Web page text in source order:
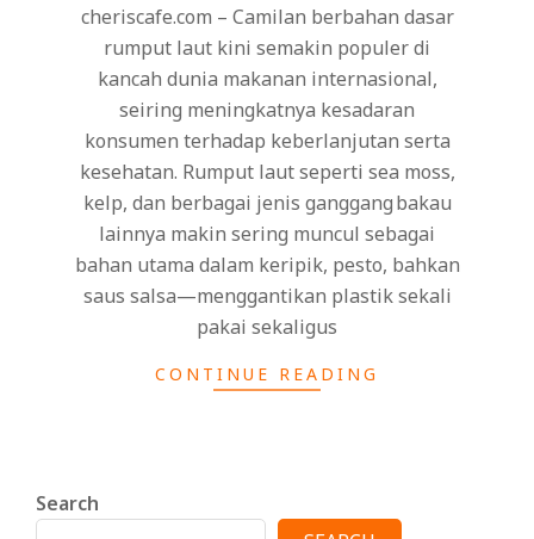
cheriscafe.com – Camilan berbahan dasar
rumput laut kini semakin populer di
kancah dunia makanan internasional,
seiring meningkatnya kesadaran
konsumen terhadap keberlanjutan serta
kesehatan. Rumput laut seperti sea moss,
kelp, dan berbagai jenis ganggang bakau
lainnya makin sering muncul sebagai
bahan utama dalam keripik, pesto, bahkan
saus salsa—menggantikan plastik sekali
pakai sekaligus
CONTINUE READING
Search